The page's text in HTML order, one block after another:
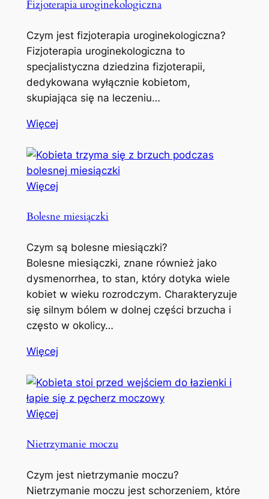
Fizjoterapia uroginekologiczna
Czym jest fizjoterapia uroginekologiczna?
Fizjoterapia uroginekologiczna to
specjalistyczna dziedzina fizjoterapii,
dedykowana wyłącznie kobietom,
skupiająca się na leczeniu…
Więcej
Więcej
Bolesne miesiączki
Czym są bolesne miesiączki?
Bolesne miesiączki, znane również jako
dysmenorrhea, to stan, który dotyka wiele
kobiet w wieku rozrodczym. Charakteryzuje
się silnym bólem w dolnej części brzucha i
często w okolicy…
Więcej
Więcej
Nietrzymanie moczu
Czym jest nietrzymanie moczu?
Nietrzymanie moczu jest schorzeniem, które